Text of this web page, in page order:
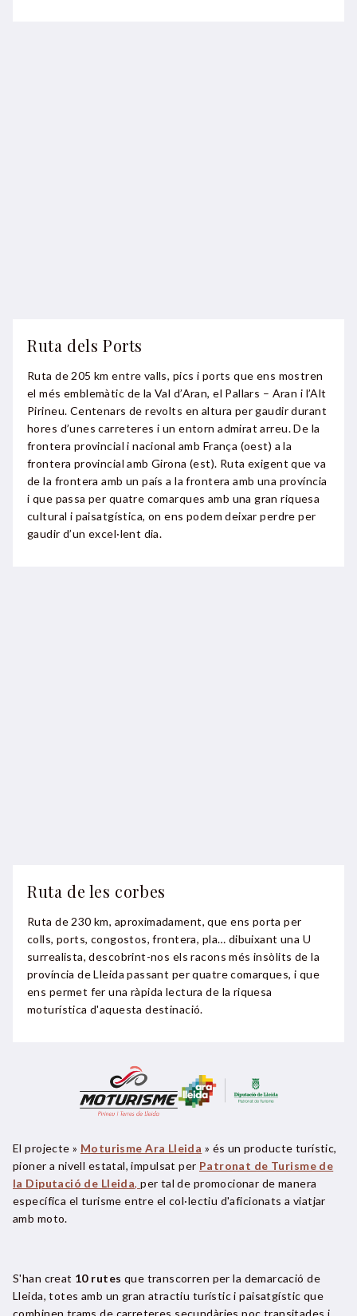
Ruta dels Ports
Ruta de 205 km entre valls, pics i ports que ens mostren
el més emblemàtic de la Val d’Aran, el Pallars – Aran i l’Alt
Pirineu. Centenars de revolts en altura per gaudir durant
hores d’unes carreteres i un entorn admirat arreu. De la
frontera provincial i nacional amb França (oest) a la
frontera provincial amb Girona (est). Ruta exigent que va
de la frontera amb un país a la frontera amb una província
i que passa per quatre comarques amb una gran riquesa
cultural i paisatgística, on ens podem deixar perdre per
gaudir d’un excel·lent dia.
Ruta de les corbes
Ruta de 230 km, aproximadament, que ens porta per
colls, ports, congostos, frontera, pla… dibuixant una U
surrealista, descobrint-nos els racons més insòlits de la
província de Lleida passant per quatre comarques, i que
ens permet fer una ràpida lectura de la riquesa
moturística d'aquesta destinació.
El projecte » Moturisme Ara Lleida » és un producte turístic,
pioner a nivell estatal, impulsat per Patronat de Turisme de
la Diputació de Lleida,per tal de promocionar de manera
específica el turisme entre el col·lectiu d'aficionats a viatjar
amb moto.
S'han creat 10 rutes que transcorren per la demarcació de
Lleida, totes amb un gran atractiu turístic i paisatgístic que
combinen trams de carreteres secundàries poc transitades i